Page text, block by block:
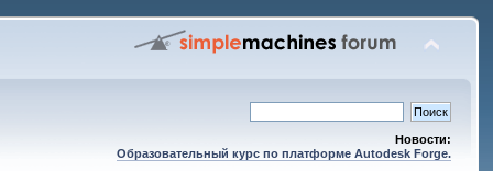
Новости:
Образовательный курс по платформе Autodesk Forge.